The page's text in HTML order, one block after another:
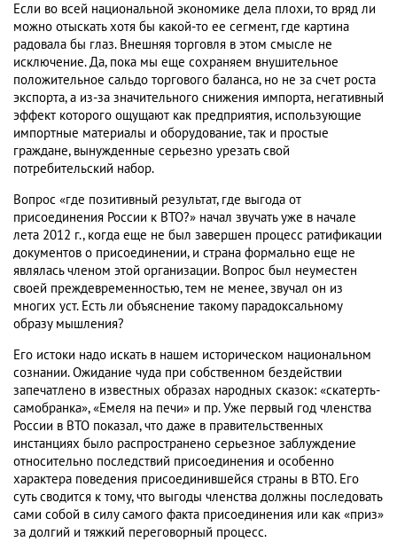
Если во всей национальной экономике дела плохи, то вряд ли
можно отыскать хотя бы какой-то ее сегмент, где картина
радовала бы глаз. Внешняя торговля в этом смысле не
исключение. Да, пока мы еще сохраняем внушительное
положительное сальдо торгового баланса, но не за счет роста
экспорта, а из-за значительного снижения импорта, негативный
эффект которого ощущают как предприятия, использующие
импортные материалы и оборудование, так и простые
граждане, вынужденные серьезно урезать свой
потребительский набор.
Вопрос «где позитивный результат, где выгода от
присоединения России к ВТО?» начал звучать уже в начале
лета 2012 г., когда еще не был завершен процесс ратификации
документов о присоединении, и страна формально еще не
являлась членом этой организации. Вопрос был неуместен
своей преждевременностью, тем не менее, звучал он из
многих уст. Есть ли объяснение такому парадоксальному
образу мышления?
Его истоки надо искать в нашем историческом национальном
сознании. Ожидание чуда при собственном бездействии
запечатлено в известных образах народных сказок: «скатерть-
самобранка», «Емеля на печи» и пр. Уже первый год членства
России в ВТО показал, что даже в правительственных
инстанциях было распространено серьезное заблуждение
относительно последствий присоединения и особенно
характера поведения присоединившейся страны в ВТО. Его
суть сводится к тому, что выгоды членства должны последовать
сами собой в силу самого факта присоединения или как «приз»
за долгий и тяжкий переговорный процесс.